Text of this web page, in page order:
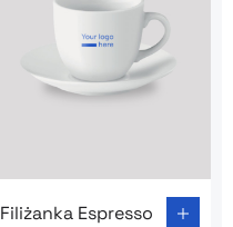
Filiżanka Espresso